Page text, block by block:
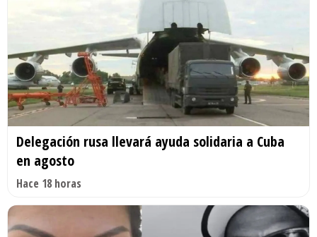
Delegación rusa llevará ayuda solidaria a Cuba
en agosto
Hace 18 horas